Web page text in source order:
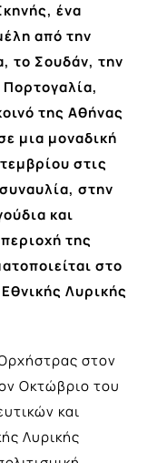
ένα
από την
το Σουδάν, την
Πορτογαλία,
της Αθήνας
μια μοναδική
στις
στην
και
της
στο
Λυρικής
στον
Οκτώβριο του
και
Λυρικής